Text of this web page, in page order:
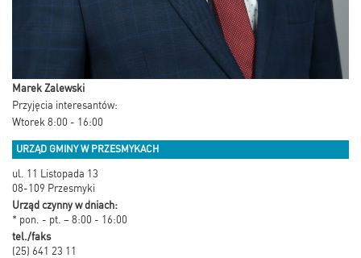
Marek Zalewski
Przyjęcia interesantów:
Wtorek 8:00 - 16:00
URZĄD GMINY W PRZESMYKACH
ul. 11 Listopada 13
08-109 Przesmyki
Urząd czynny w dniach:
* pon. - pt. – 8:00 - 16:00
tel./faks
(25) 641 23 11